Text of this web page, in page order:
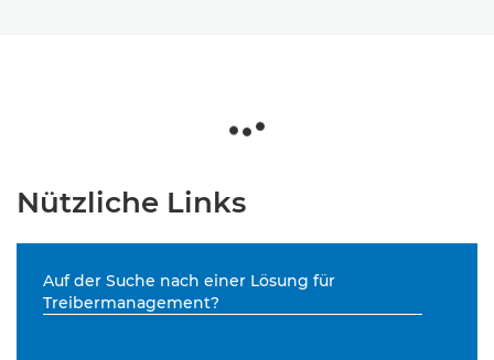
Nützliche Links
Auf der Suche nach einer Lösung für
Treibermanagement?